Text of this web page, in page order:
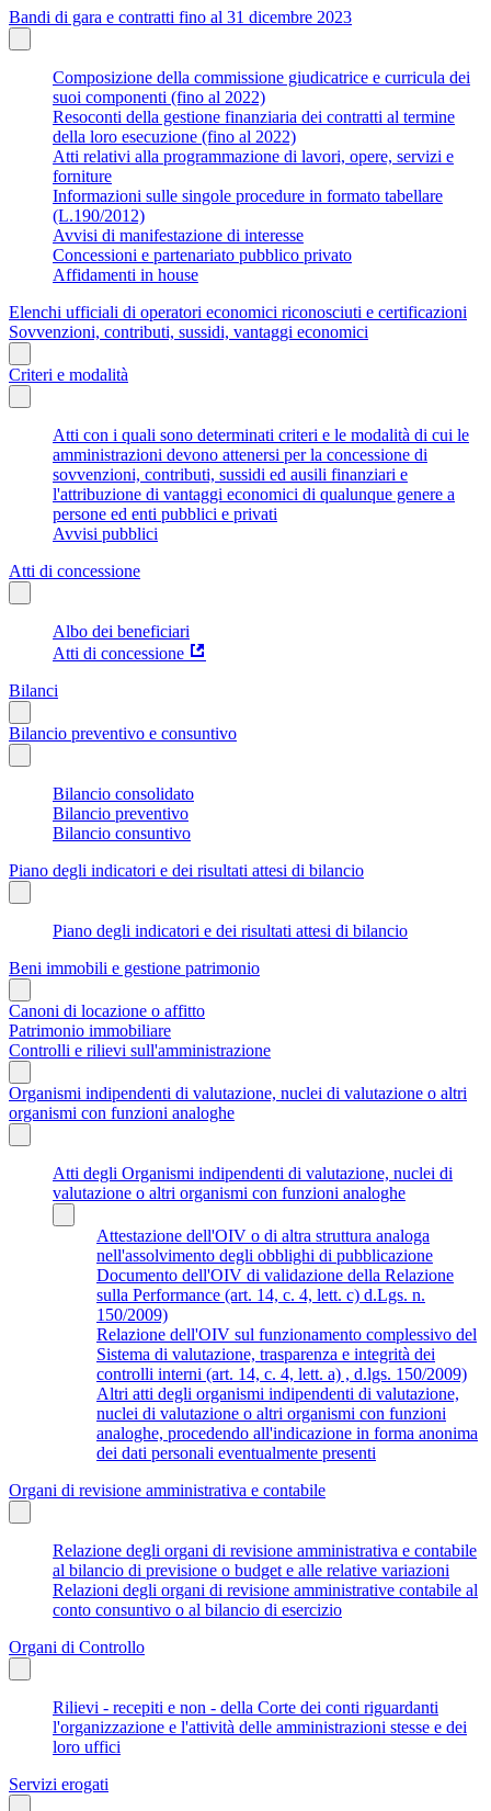
Bandi di gara e contratti fino al 31 dicembre 2023
Composizione della commissione giudicatrice e curricula dei
suoi componenti (fino al 2022)
Resoconti della gestione finanziaria dei contratti al termine
della loro esecuzione (fino al 2022)
Atti relativi alla programmazione di lavori, opere, servizi e
forniture
Informazioni sulle singole procedure in formato tabellare
(L.190/2012)
Avvisi di manifestazione di interesse
Concessioni e partenariato pubblico privato
Affidamenti in house
Elenchi ufficiali di operatori economici riconosciuti e certificazioni
Sovvenzioni, contributi, sussidi, vantaggi economici
Criteri e modalità
Atti con i quali sono determinati criteri e le modalità di cui le
amministrazioni devono attenersi per la concessione di
sovvenzioni, contributi, sussidi ed ausili finanziari e
l'attribuzione di vantaggi economici di qualunque genere a
persone ed enti pubblici e privati
Avvisi pubblici
Atti di concessione
Albo dei beneficiari
Atti di concessione
Bilanci
Bilancio preventivo e consuntivo
Bilancio consolidato
Bilancio preventivo
Bilancio consuntivo
Piano degli indicatori e dei risultati attesi di bilancio
Piano degli indicatori e dei risultati attesi di bilancio
Beni immobili e gestione patrimonio
Canoni di locazione o affitto
Patrimonio immobiliare
Controlli e rilievi sull'amministrazione
Organismi indipendenti di valutazione, nuclei di valutazione o altri
organismi con funzioni analoghe
Atti degli Organismi indipendenti di valutazione, nuclei di
valutazione o altri organismi con funzioni analoghe
Attestazione dell'OIV o di altra struttura analoga
nell'assolvimento degli obblighi di pubblicazione
Documento dell'OIV di validazione della Relazione
sulla Performance (art. 14, c. 4, lett. c) d.Lgs. n.
150/2009)
Relazione dell'OIV sul funzionamento complessivo del
Sistema di valutazione, trasparenza e integrità dei
controlli interni (art. 14, c. 4, lett. a) , d.lgs. 150/2009)
Altri atti degli organismi indipendenti di valutazione,
nuclei di valutazione o altri organismi con funzioni
analoghe, procedendo all'indicazione in forma anonima
dei dati personali eventualmente presenti
Organi di revisione amministrativa e contabile
Relazione degli organi di revisione amministrativa e contabile
al bilancio di previsione o budget e alle relative variazioni
Relazioni degli organi di revisione amministrative contabile al
conto consuntivo o al bilancio di esercizio
Organi di Controllo
Rilievi - recepiti e non - della Corte dei conti riguardanti
l'organizzazione e l'attività delle amministrazioni stesse e dei
loro uffici
Servizi erogati